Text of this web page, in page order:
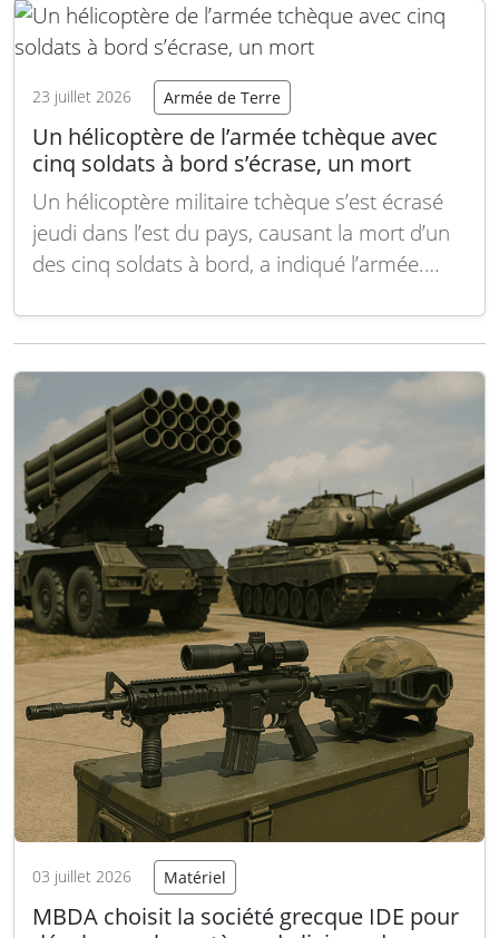
sont rappelés. Ils ne rentreront cependant pas
immédiatement…Lire la suite
23 juillet 2026 Armée de Terre
Un hélicoptère de l’armée tchèque avec
cinq soldats à bord s’écrase, un mort
Un hélicoptère militaire tchèque s’est écrasé
jeudi dans l’est du pays, causant la mort d’un
des cinq soldats à bord, a indiqué l’armée.
Namest nad Oslavou, située à environ 180 km
officiel. « Notre priorité…
Lire la suite
03 juillet 2026 Matériel
MBDA choisit la société grecque IDE pour